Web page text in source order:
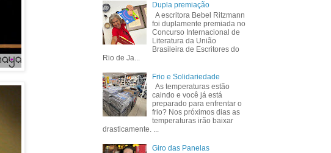
Dupla premiação
A escritora Bebel Ritzmann
foi duplamente premiada no
Concurso Internacional de
Literatura da União
Brasileira de Escritores do
Rio de Ja...
Frio e Solidariedade
As temperaturas estão
caindo e você já está
preparado para enfrentar o
frio? Nos próximos dias as
temperaturas irão baixar
drasticamente. ...
Giro das Panelas